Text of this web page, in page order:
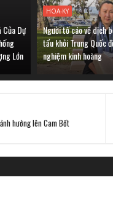
Của Dự
Lớn
HOA-KY
Người tố cáo về dịch
tẩu khỏi Trung Quốc
nghiệm kinh hoàng
hưởng lên Cam Bốt